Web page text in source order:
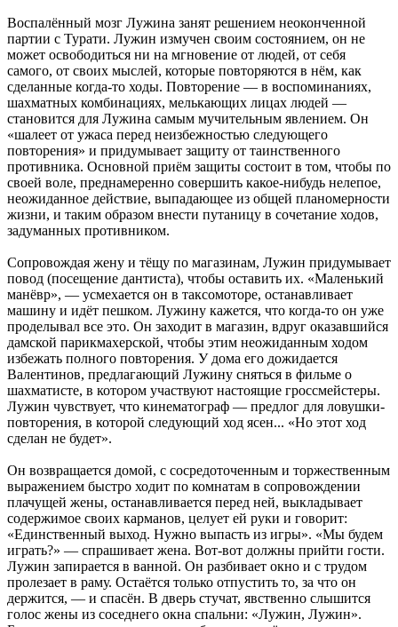
Воспалённый мозг Лужина занят решением неоконченной
партии с Турати. Лужин измучен своим состоянием, он не
может освободиться ни на мгновение от людей, от себя
самого, от своих мыслей, которые повторяются в нём, как
сделанные когда-то ходы. Повторение — в воспоминаниях,
шахматных комбинациях, мелькающих лицах людей —
становится для Лужина самым мучительным явлением. Он
«шалеет от ужаса перед неизбежностью следующего
повторения» и придумывает защиту от таинственного
противника. Основной приём защиты состоит в том, чтобы по
своей воле, преднамеренно совершить какое-нибудь нелепое,
неожиданное действие, выпадающее из общей планомерности
жизни, и таким образом внести путаницу в сочетание ходов,
задуманных противником.
Сопровождая жену и тёщу по магазинам, Лужин придумывает
повод (посещение дантиста), чтобы оставить их. «Маленький
манёвр», — усмехается он в таксомоторе, останавливает
машину и идёт пешком. Лужину кажется, что когда-то он уже
проделывал все это. Он заходит в магазин, вдруг оказавшийся
дамской парикмахерской, чтобы этим неожиданным ходом
избежать полного повторения. У дома его дожидается
Валентинов, предлагающий Лужину сняться в фильме о
шахматисте, в котором участвуют настоящие гроссмейстеры.
Лужин чувствует, что кинематограф — предлог для ловушки-
повторения, в которой следующий ход ясен... «Но этот ход
сделан не будет».
Он возвращается домой, с сосредоточенным и торжественным
выражением быстро ходит по комнатам в сопровождении
плачущей жены, останавливается перед ней, выкладывает
содержимое своих карманов, целует ей руки и говорит:
«Единственный выход. Нужно выпасть из игры». «Мы будем
играть?» — спрашивает жена. Вот-вот должны прийти гости.
Лужин запирается в ванной. Он разбивает окно и с трудом
пролезает в раму. Остаётся только отпустить то, за что он
держится, — и спасён. В дверь стучат, явственно слышится
голос жены из соседнего окна спальни: «Лужин, Лужин».